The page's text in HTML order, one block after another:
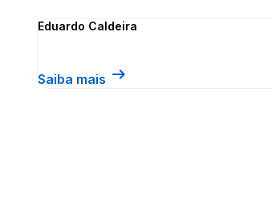
Eduardo Caldeira
Saiba mais arrow_right_alt